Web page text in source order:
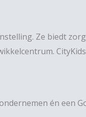
Ze biedt
én een